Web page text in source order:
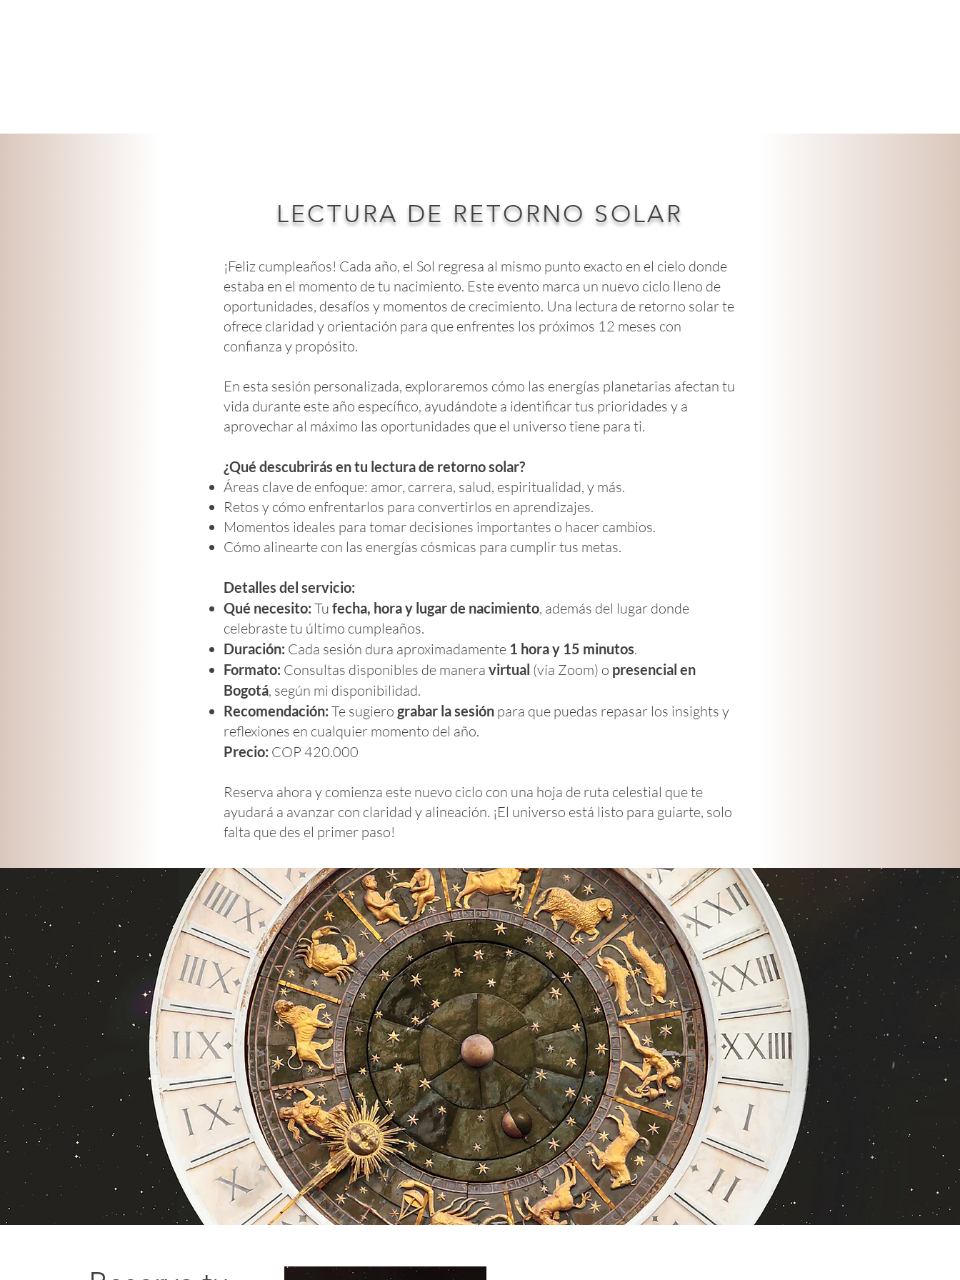
LECTURA DE RETORNO SOLAR
¡Feliz cumpleaños! Cada año, el Sol regresa al mismo punto exacto en el cielo donde
estaba en el momento de tu nacimiento. Este evento marca un nuevo ciclo lleno de
oportunidades, desafíos y momentos de crecimiento. Una lectura de retorno solar te
ofrece claridad y orientación para que enfrentes los próximos 12 meses con
confianza y propósito.
En esta sesión personalizada, exploraremos cómo las energías planetarias afectan tu
vida durante este año específico, ayudándote a identificar tus prioridades y a
aprovechar al máximo las oportunidades que el universo tiene para ti.
¿Qué descubrirás en tu lectura de retorno solar?
Áreas clave de enfoque: amor, carrera, salud, espiritualidad, y más.
Retos y cómo enfrentarlos para convertirlos en aprendizajes.
Momentos ideales para tomar decisiones importantes o hacer cambios.
Cómo alinearte con las energías cósmicas para cumplir tus metas.
Detalles del servicio:
Qué necesito: Tu fecha, hora y lugar de nacimiento, además del lugar donde
celebraste tu último cumpleaños.
Duración: Cada sesión dura aproximadamente 1 hora y 15 minutos.
Formato: Consultas disponibles de manera virtual (vía Zoom) o presencial en
Bogotá, según mi disponibilidad.
Recomendación: Te sugiero grabar la sesión para que puedas repasar los insights y
reflexiones en cualquier momento del año.
Precio: COP 420.000
Reserva ahora y comienza este nuevo ciclo con una hoja de ruta celestial que te
ayudará a avanzar con claridad y alineación. ¡El universo está listo para guiarte, solo
falta que des el primer paso!